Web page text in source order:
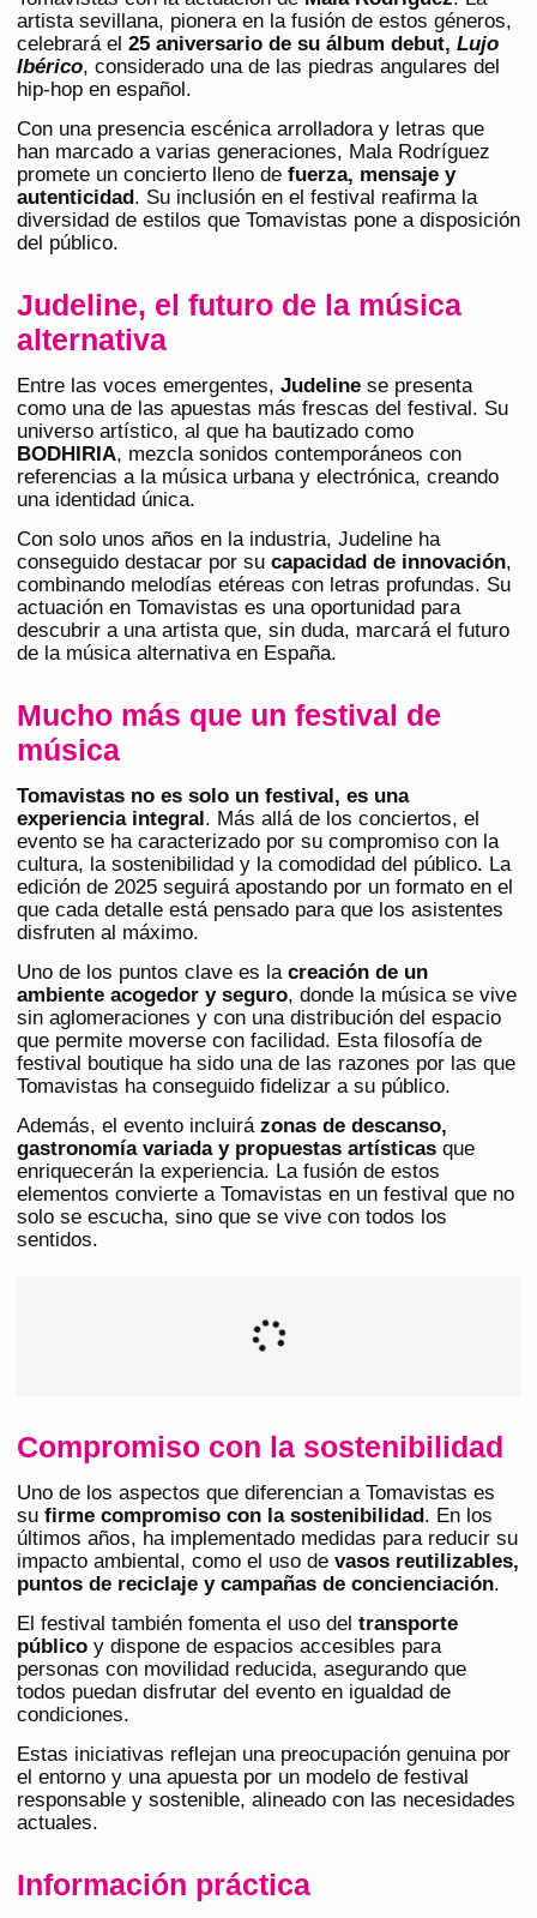
artista sevillana, pionera en la fusión de estos géneros,
celebrará el 25 aniversario de su álbum debut, Lujo
Ibérico, considerado una de las piedras angulares del
hip-hop en español.
Con una presencia escénica arrolladora y letras que
han marcado a varias generaciones, Mala Rodríguez
promete un concierto lleno de fuerza, mensaje y
autenticidad . Su inclusión en el festival reafirma la
diversidad de estilos que Tomavistas pone a disposición
del público.
Judeline, el futuro de la música
alternativa
Entre las voces emergentes, Judeline se presenta
como una de las apuestas más frescas del festival. Su
universo artístico, al que ha bautizado como
BODHIRIA, mezcla sonidos contemporáneos con
referencias a la música urbana y electrónica, creando
una identidad única.
Con solo unos años en la industria, Judeline ha
conseguido destacar por su capacidad de innovación,
combinando melodías etéreas con letras profundas. Su
actuación en Tomavistas es una oportunidad para
descubrir a una artista que, sin duda, marcará el futuro
de la música alternativa en España.
Mucho más que un festival de
música
Tomavistas no es solo un festival, es una
experiencia integral . Más allá de los conciertos, el
evento se ha caracterizado por su compromiso con la
cultura, la sostenibilidad y la comodidad del público. La
edición de 2025 seguirá apostando por un formato en el
que cada detalle está pensado para que los asistentes
disfruten al máximo.
Uno de los puntos clave es la creación de un
ambiente acogedor y seguro, donde la música se vive
sin aglomeraciones y con una distribución del espacio
que permite moverse con facilidad. Esta filosofía de
festival boutique ha sido una de las razones por las que
Tomavistas ha conseguido fidelizar a su público.
Además, el evento incluirá zonas de descanso,
gastronomía variada y propuestas artísticas que
enriquecerán la experiencia. La fusión de estos
elementos convierte a Tomavistas en un festival que no
solo se escucha, sino que se vive con todos los
sentidos.
Compromiso con la sostenibilidad
Uno de los aspectos que diferencian a Tomavistas es
su firme compromiso con la sostenibilidad . En los
últimos años, ha implementado medidas para reducir su
impacto ambiental, como el uso de vasos reutilizables,
puntos de reciclaje y campañas de concienciación.
El festival también fomenta el uso del transporte
público y dispone de espacios accesibles para
personas con movilidad reducida, asegurando que
todos puedan disfrutar del evento en igualdad de
condiciones.
Estas iniciativas reflejan una preocupación genuina por
el entorno y una apuesta por un modelo de festival
responsable y sostenible, alineado con las necesidades
actuales.
Información práctica